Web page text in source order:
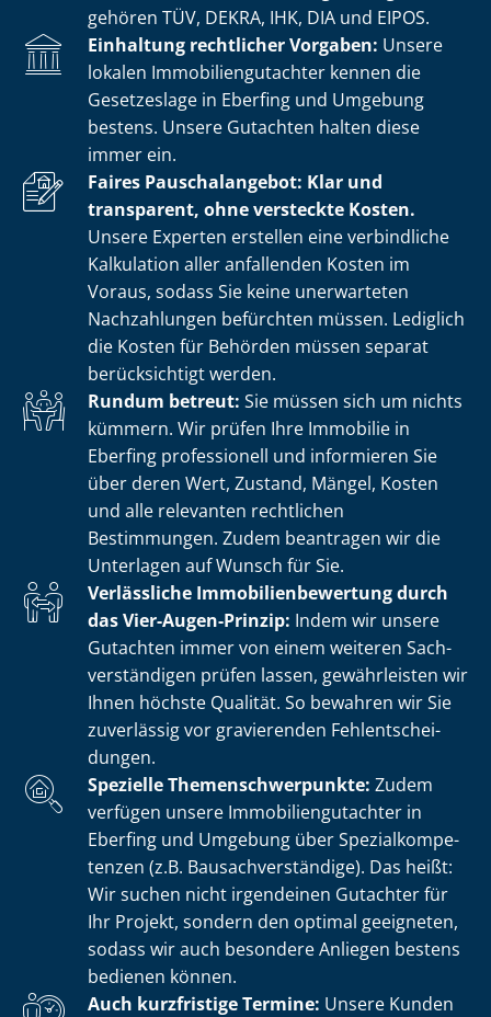
gehören TÜV, DEKRA, IHK, DIA und EIPOS.
Einhaltung rechtlicher Vorgaben: Unsere
lokalen Im­mo­bi­li­en­gut­ach­ter kennen die
Gesetzeslage in Eberfing und Umgebung
bestens. Unsere Gutachten halten diese
immer ein.
Faires Pauschalangebot: Klar und
transparent, ohne versteckte Kosten.
Unsere Experten erstellen eine verbindliche
Kalkulation aller anfallenden Kosten im
Voraus, sodass Sie keine unerwarteten
Nachzahlungen befürchten müssen. Lediglich
die Kosten für Behörden müssen separat
berücksichtigt werden.
Rundum betreut: Sie müssen sich um nichts
kümmern. Wir prüfen Ihre Immobilie in
Eberfing professionell und informieren Sie
über deren Wert, Zustand, Mängel, Kosten
und alle relevanten rechtlichen
Bestimmungen. Zudem beantragen wir die
Unterlagen auf Wunsch für Sie.
Verlässliche Im­mo­bi­li­en­be­wer­tung durch
das Vier-Augen-Prinzip: Indem wir unsere
Gutachten immer von einem weiteren Sach­
ver­stän­di­gen prüfen lassen, gewährleisten wir
Ihnen höchste Qualität. So bewahren wir Sie
zuverlässig vor gravierenden Fehl­ent­schei­
dun­gen.
Spezielle The­men­schwer­punk­te: Zudem
verfügen unsere Im­mo­bi­li­en­gut­ach­ter in
Eberfing und Umgebung über Spe­zi­al­kom­pe­
ten­zen (z.B. Bau­sach­ver­stän­di­ge). Das heißt:
Wir suchen nicht irgendeinen Gutachter für
Ihr Projekt, sondern den optimal geeigneten,
sodass wir auch besondere Anliegen bestens
bedienen können.
Auch kurzfristige Termine: Unsere Kunden